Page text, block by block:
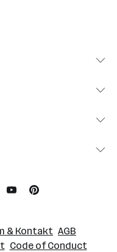
& Kontakt AGB
Code of Conduct